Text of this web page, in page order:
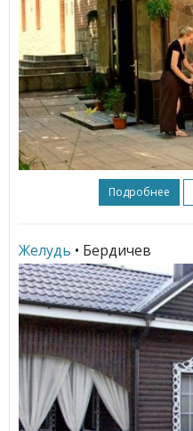
Подробнее
Желудь • Бердичев